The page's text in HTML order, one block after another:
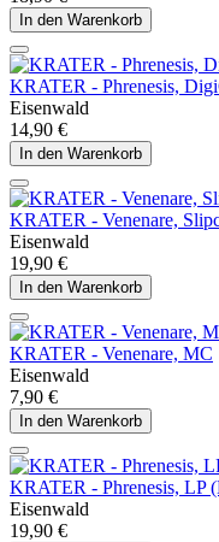
In den Warenkorb
KRATER - Phrenesis,
Eisenwald
14,90 €
In den Warenkorb
KRATER - Venenare,
Eisenwald
19,90 €
In den Warenkorb
KRATER - Venenare, MC
Eisenwald
7,90 €
In den Warenkorb
KRATER - Phrenesis, LP
Eisenwald
19,90 €